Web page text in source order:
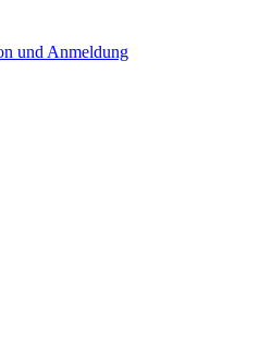
und Anmeldung